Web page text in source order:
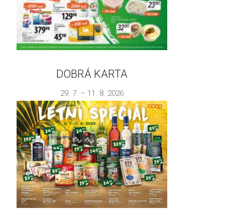
DOBRÁ KARTA
29. 7. – 11. 8. 2026